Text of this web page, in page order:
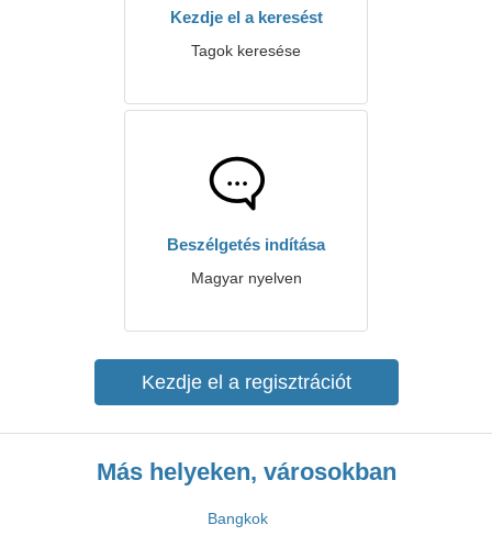
Kezdje el a keresést
Tagok keresése
Beszélgetés indítása
Magyar nyelven
Kezdje el a regisztrációt
Más helyeken, városokban
Bangkok